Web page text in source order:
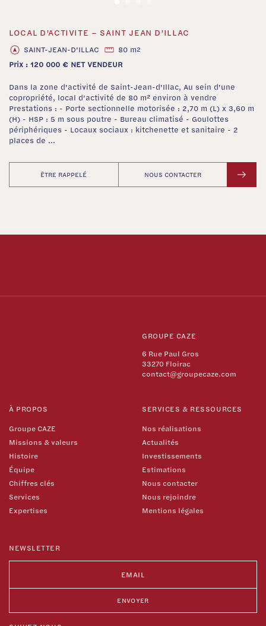
‹ ›
LOCAL D’ACTIVITE – SAINT JEAN D’ILLAC
SAINT-JEAN-D'ILLAC 80 m2
Prix : 120 000 € NET VENDEUR
Dans la zone d'activité de Saint-Jean-d'Illac, Au sein d'une
copropriété, local d'activité de 80 m² environ à vendre
Prestations : - Porte sectionnelle motorisée : 2,70 m (L) x 3,60 m
(H) - HSP : 5 m sous poutre - Bureau climatisé - Goulottes
périphériques - Locaux sociaux : kitchenette et sanitaire - 2
places de ...
ÊTRE RAPPELÉ NOUS CONTACTER
GROUPE CAZE
6 Rue Paul Gros
33270 Floirac
contact@groupecaze.com
À PROPOS
Groupe CAZE
Missions & valeurs
Histoire
Équipe
Chiffres clés
Services
Expertises
SERVICES & RESSOURCES
Nos réalisations
Actualités
Investissements
Estimations
Nous contacter
Nous rejoindre
Mentions légales
NEWSLETTER